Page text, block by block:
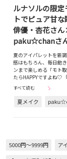
ルナソルの限
トでピュア甘
俳優・杏花さ
paku☆chanさ
夏のアイパレットを新
感はもちろん、毎日飽
ンまで楽しめる「モト
たらHAPPYですよね♡
すべて読む
夏メイク
5000円～9999円 ア